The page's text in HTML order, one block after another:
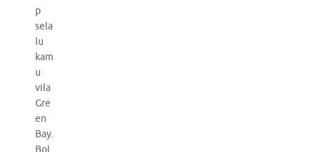
p
sela
lu
kam
u
vila
Gre
en
Bay.
Bol